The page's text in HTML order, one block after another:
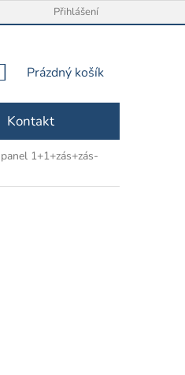
OBCHODNÍ PODMÍNKY
Přihlášení
NÁKUPNÍ
Prázdný košík
Kontakt
1+1+zás+zás-